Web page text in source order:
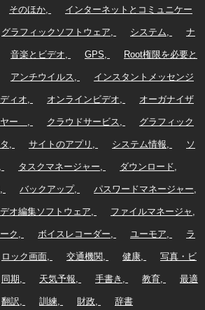
そのほか インターネットとコミュニケー
グラフィックソフトウェア システム ナ
音楽とビデオ GPS Root権限を必要と
アンチウイルス インスタントメッセンジ
ィオ オンラインビデオ オーガナイザ
ヤー クラウドサービス グラフィック
サイトのアプリ システム情報 ソ
タスクマネージャー ダウンロード
バックアップ パスワードマネージャー
オ編集ソフトウェア ファイルマネージャ
ク ボイスレコーダー ユーモア ラ
ロック画面 交通機関 健康 写真・ビ
同期 天気予報 手書き 教育 最適
翻訳 訓練 財政 辞書